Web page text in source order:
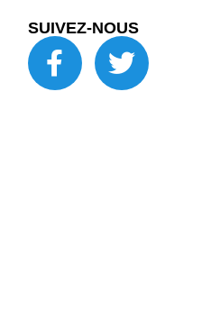
SUIVEZ-NOUS